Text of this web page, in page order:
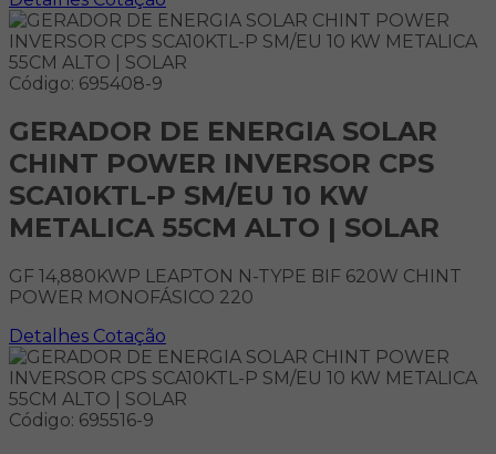
Código: 695408-9
GERADOR DE ENERGIA SOLAR
CHINT POWER INVERSOR CPS
SCA10KTL-P SM/EU 10 KW
METALICA 55CM ALTO | SOLAR
GF 14,880KWP LEAPTON N-TYPE BIF 620W CHINT
POWER MONOFÁSICO 220
Detalhes Cotação
Código: 695516-9